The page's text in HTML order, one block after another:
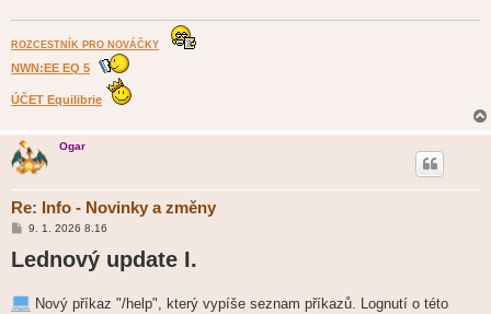
ROZCESTNÍK PRO NOVÁČKY
NWN:EE EQ 5
ÚČET Equilibrie
Ogar
Re: Info - Novinky a změny
P
s
v
9. 1. 2026 8.16
Lednový update I.
Nový příkaz "/help", který vypíše seznam příkazů. Lognutí o této